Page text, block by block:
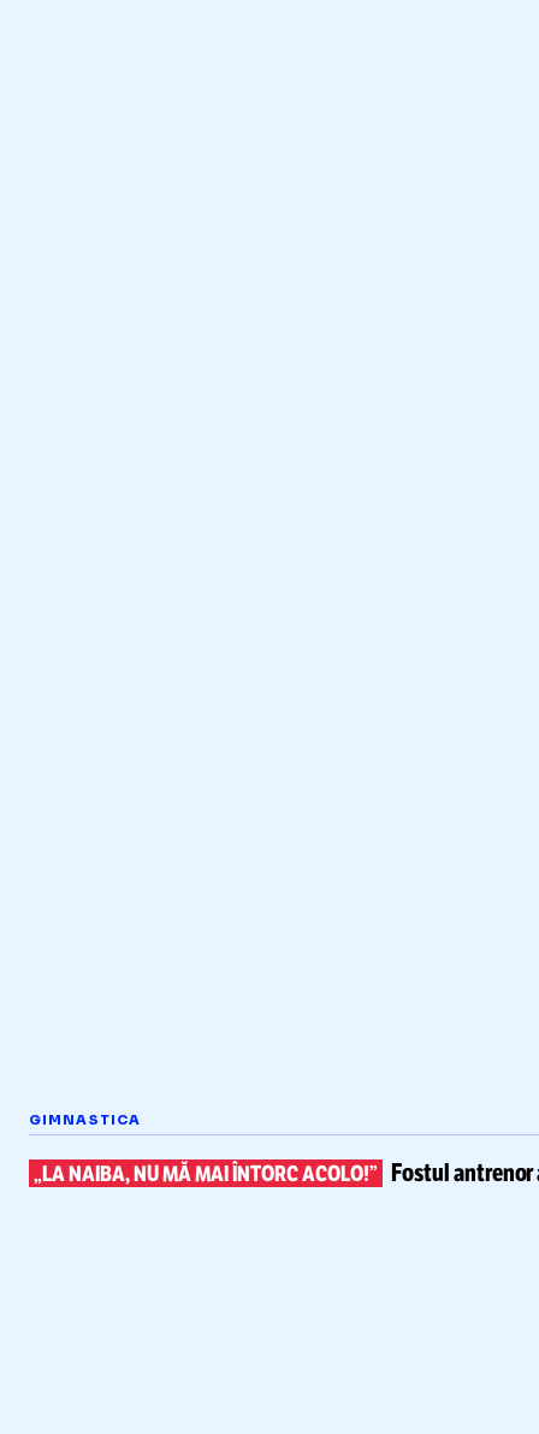
GIMNASTICA
„LA NAIBA, NU MĂ MAI ÎNTORC ACOLO!” Fostul